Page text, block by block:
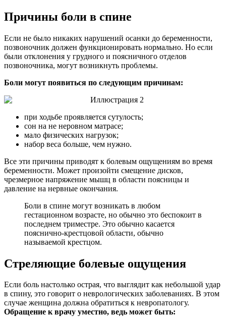
Причины боли в спине
Если не было никаких нарушений осанки до беременности,
позвоночник должен функционировать нормально. Но если
были отклонения у грудного и поясничного отделов
позвоночника, могут возникнуть проблемы.
Боли могут появиться по следующим причинам:
при ходьбе проявляется сутулость;
сон на не неровном матрасе;
мало физических нагрузок;
набор веса больше, чем нужно.
Все эти причины приводят к болевым ощущениям во время
беременности. Может произойти смещение дисков,
чрезмерное напряжение мышц в области поясницы и
давление на нервные окончания.
Боли в спине могут возникать в любом
гестационном возрасте, но обычно это беспокоит в
последнем триместре. Это обычно касается
пояснично-крестцовой области, обычно
называемой крестцом.
Стреляющие болевые ощущения
Если боль настолько острая, что выглядит как небольшой удар
в спину, это говорит о неврологических заболеваниях. В этом
случае женщина должна обратиться к невропатологу.
Обращение к врачу уместно, ведь может быть: